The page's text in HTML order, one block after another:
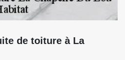
de toiture à La